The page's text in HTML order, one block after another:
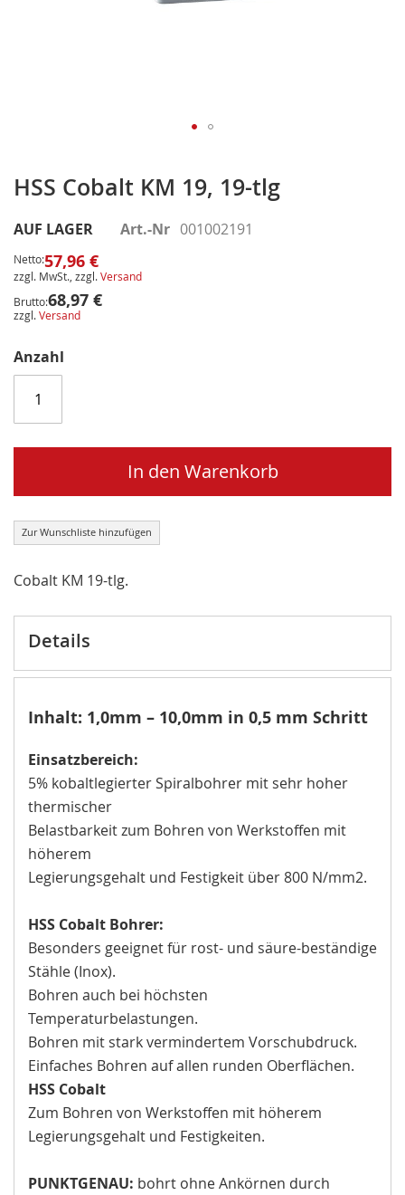
HSS Cobalt KM 19, 19-tlg
AUF LAGER Art.-Nr 001002191
Netto:57,96 €
zzgl. MwSt., zzgl.Versand
Brutto:68,97 €
zzgl.Versand
Anzahl
In den Warenkorb
Zur Wunschliste hinzufügen
Cobalt KM 19-tlg.
Anfang
der
Bildergalerie
Details
Inhalt: 1,0mm – 10,0mm in 0,5 mm Schritt
Einsatzbereich:
5% kobaltlegierter Spiralbohrer mit sehr hoher
thermischer
Belastbarkeit zum Bohren von Werkstoffen mit
höherem
Legierungsgehalt und Festigkeit über 800 N/mm2.
HSS Cobalt Bohrer:
Besonders geeignet für rost- und säure-beständige
Stähle (Inox).
Bohren auch bei höchsten
Temperaturbelastungen.
Bohren mit stark vermindertem Vorschubdruck.
Einfaches Bohren auf allen runden Oberflächen.
HSS Cobalt
Zum Bohren von Werkstoffen mit höherem
Legierungsgehalt und Festigkeiten.
PUNKTGENAU: bohrt ohne Ankörnen durch